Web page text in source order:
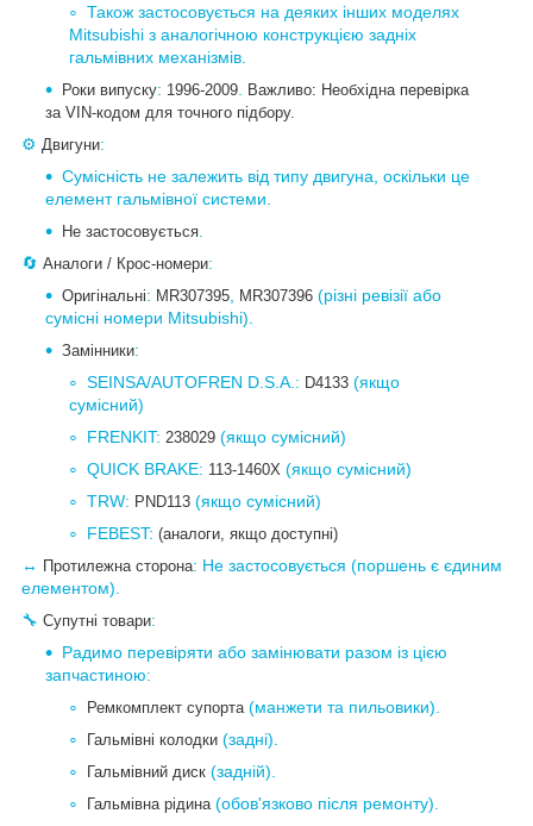
Також застосовується на деяких інших моделях
Mitsubishi з аналогічною конструкцією задніх
гальмівних механізмів.
Роки випуску: 1996-2009
Важливо: Необхідна перевірка
за VIN-кодом для точного підбору.
⚙️ Двигуни:
Сумісність не залежить від типу двигуна, оскільки це
елемент гальмівної системи.
Не застосовується
🔄 Аналоги / Крос-номери:
Оригінальні: MR307395 MR307396 (різні ревізії або
сумісні номери Mitsubishi).
Замінники:
SEINSA/AUTOFREN D.S.A.: D4133 (якщо
сумісний)
FRENKIT: 238029 (якщо сумісний)
QUICK BRAKE: 113-1460X (якщо сумісний)
TRW: PND113 (якщо сумісний)
FEBEST: (аналоги, якщо доступні)
↔ Протилежна сторона: Не застосовується (поршень є єдиним
елементом).
🔧 Супутні товари:
Радимо перевіряти або замінювати разом із цією
запчастиною:
Ремкомплект супорта (манжети та пильовики).
Гальмівні колодки (задні).
Гальмівний диск (задній).
Гальмівна рідина (обов'язково після ремонту).